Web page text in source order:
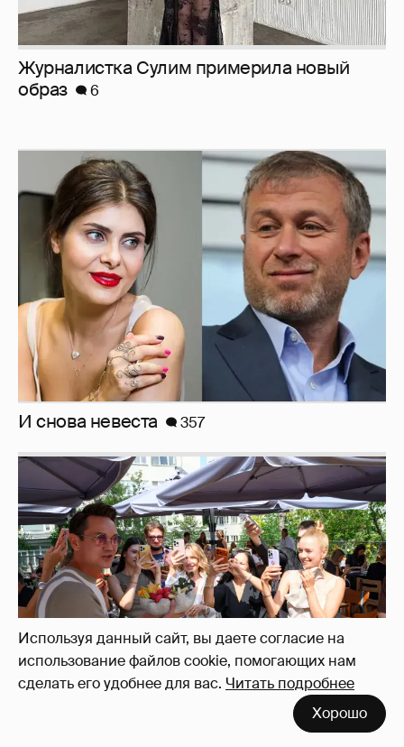
Используя данный сайт, вы даете согласие на
использование файлов cookie, помогающих нам
сделать его удобнее для вас. Читать подробнее
Хорошо
Журналистка Сулим примерила новый
образ
6
И снова невеста 357
Анастасия Гребенкина, Женя Малахова,